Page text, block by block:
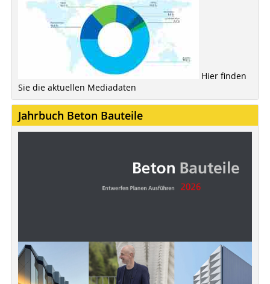
Hier finden
Sie die aktuellen Mediadaten
Jahrbuch Beton Bauteile